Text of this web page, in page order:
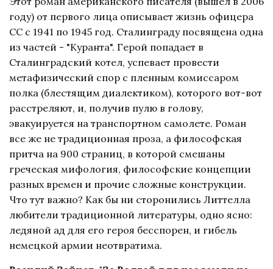
году) от первого лица описывает жизнь офицера
СС с 1941 по 1945 год. Сталинграду посвящена одна
из частей - "Куранта". Герой попадает в
Сталинградский котел, успевает провести
метафизический спор с пленным комиссаром
полка (блестящим диалектиком), которого вот-вот
расстреляют, и, получив пулю в голову,
эвакуируется на транспортном самолете. Роман
все же не традиционная проза, а философская
притча на 900 страниц, в которой смешаны
греческая мифология, философские концепции
разных времен и прочие сложные конструкции.
Что тут важно? Как бы ни сторонились Литтелла
любители традиционной литературы, одно ясно:
ледяной ад для его героя бесспорен, и гибель
немецкой армии неотвратима.